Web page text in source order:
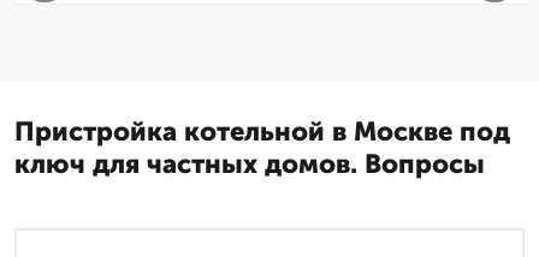
Пристройка котельной в Москве под
ключ для частных домов. Вопросы